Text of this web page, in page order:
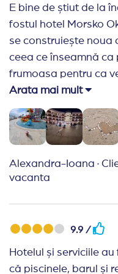
E bine de știut de la
fostul hotel Morsko
se construiește noua
ceea ce înseamnă ca
frumoasa pentru ca
macarale, etc. Sigur,
plaja și marea, altfel
2025 va fi gata și
cu bun gust și sunt
băile arata ca în
clădirea în
făcea zilnic, mini bar
se dau pe baza de
Arata mai mult
Alexandra-Ioana ·
vacanta
9.9 /
Hotelul și serviciile au
că piscinele, barul și